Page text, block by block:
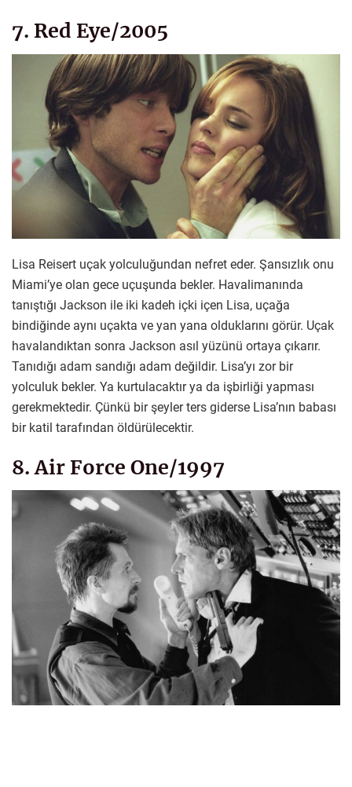
7. Red Eye/2005
Lisa Reisert uçak yolculuğundan nefret eder. Şansızlık onu
Miami’ye olan gece uçuşunda bekler. Havalimanında
tanıştığı Jackson ile iki kadeh içki içen Lisa, uçağa
bindiğinde aynı uçakta ve yan yana olduklarını görür. Uçak
havalandıktan sonra Jackson asıl yüzünü ortaya çıkarır.
Tanıdığı adam sandığı adam değildir. Lisa’yı zor bir
yolculuk bekler. Ya kurtulacaktır ya da işbirliği yapması
gerekmektedir. Çünkü bir şeyler ters giderse Lisa’nın babası
bir katil tarafından öldürülecektir.
8. Air Force One/1997